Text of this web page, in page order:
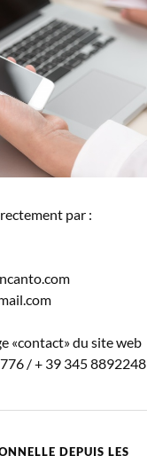
par :
«contact» du site web
/ + 39 345 8892248
DEPUIS LES